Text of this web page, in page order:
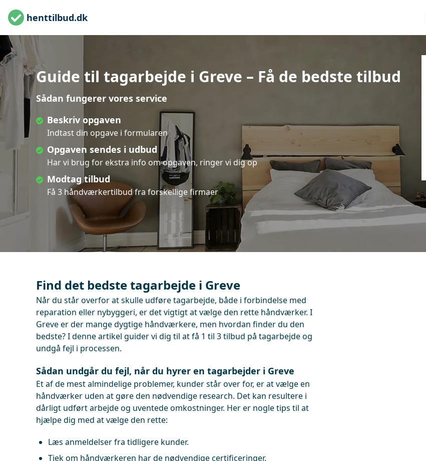
henttilbud.dk
Guide til tagarbejde i Greve – Få de bedste tilbud
Sådan fungerer vores service
Beskriv opgaven
Indtast din opgave i formularen
Opgaven sendes i udbud
Har vi brug for ekstra info om opgaven, ringer vi dig op
Modtag tilbud
Få 3 håndværkertilbud fra forskellige firmaer
Find det bedste tagarbejde i Greve
Når du står overfor at skulle udføre tagarbejde, både i forbindelse med
reparation eller nybyggeri, er det vigtigt at vælge den rette håndværker. I
Greve er der mange dygtige håndværkere, men hvordan finder du den
bedste? I denne artikel guider vi dig til at få 1 til 3 tilbud på tagarbejde og
undgå fejl i processen.
Sådan undgår du fejl, når du hyrer en tagarbejder i Greve
Et af de mest almindelige problemer, kunder står over for, er at vælge en
håndværker uden at gøre den nødvendige research. Det kan resultere i
dårligt udført arbejde og uventede omkostninger. Her er nogle tips til at
hjælpe dig med at vælge den rette:
Læs anmeldelser fra tidligere kunder.
Tjek om håndværkeren har de nødvendige certificeringer.